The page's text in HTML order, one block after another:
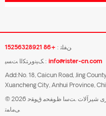
ﻦﻔﻠﺗ : +86 15256328921
ﮏﯿﻧﻭﺮﺘﮑﻟﺍ ﺖﺴﭘ : info@rister-cn.com
Add:No. 18, Caicun Road, Jing
Xuancheng City, Anhui Province,
© 2026 پمپ و شیرآلات شوانچنگ، شرکت فناوری شیرآلات .ﺖﺳﺍ ﻅﻮﻔﺤﻣ ﻕﻮﻘﺣ
ﯽﻣﺎﻤﺗ